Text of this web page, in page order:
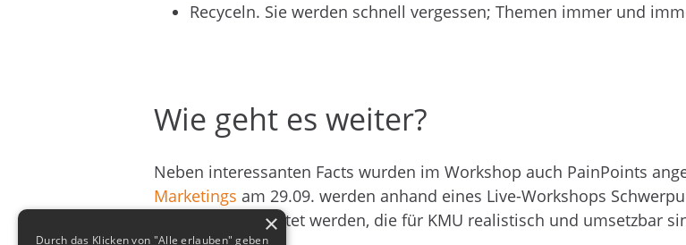
Recyceln. Sie werden schnell vergessen; Themen immer und
Wie geht es weiter?
Neben interessanten Facts wurden im Workshop auch PainPoints
Marketings am 29.09. werden anhand eines Live-Workshops
Lösungen erarbeitet werden, die für KMU realistisch und umsetzbar
×
Durch das Klicken von "Alle erlauben" geben